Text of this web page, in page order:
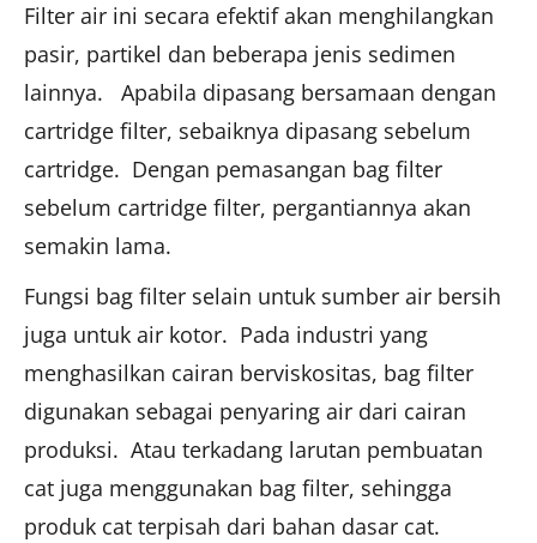
Filter air ini secara efektif akan menghilangkan
pasir, partikel dan beberapa jenis sedimen
lainnya. Apabila dipasang bersamaan dengan
cartridge filter, sebaiknya dipasang sebelum
cartridge. Dengan pemasangan bag filter
sebelum cartridge filter, pergantiannya akan
semakin lama.
Fungsi bag filter selain untuk sumber air bersih
juga untuk air kotor. Pada industri yang
menghasilkan cairan berviskositas, bag filter
digunakan sebagai penyaring air dari cairan
produksi. Atau terkadang larutan pembuatan
cat juga menggunakan bag filter, sehingga
produk cat terpisah dari bahan dasar cat.